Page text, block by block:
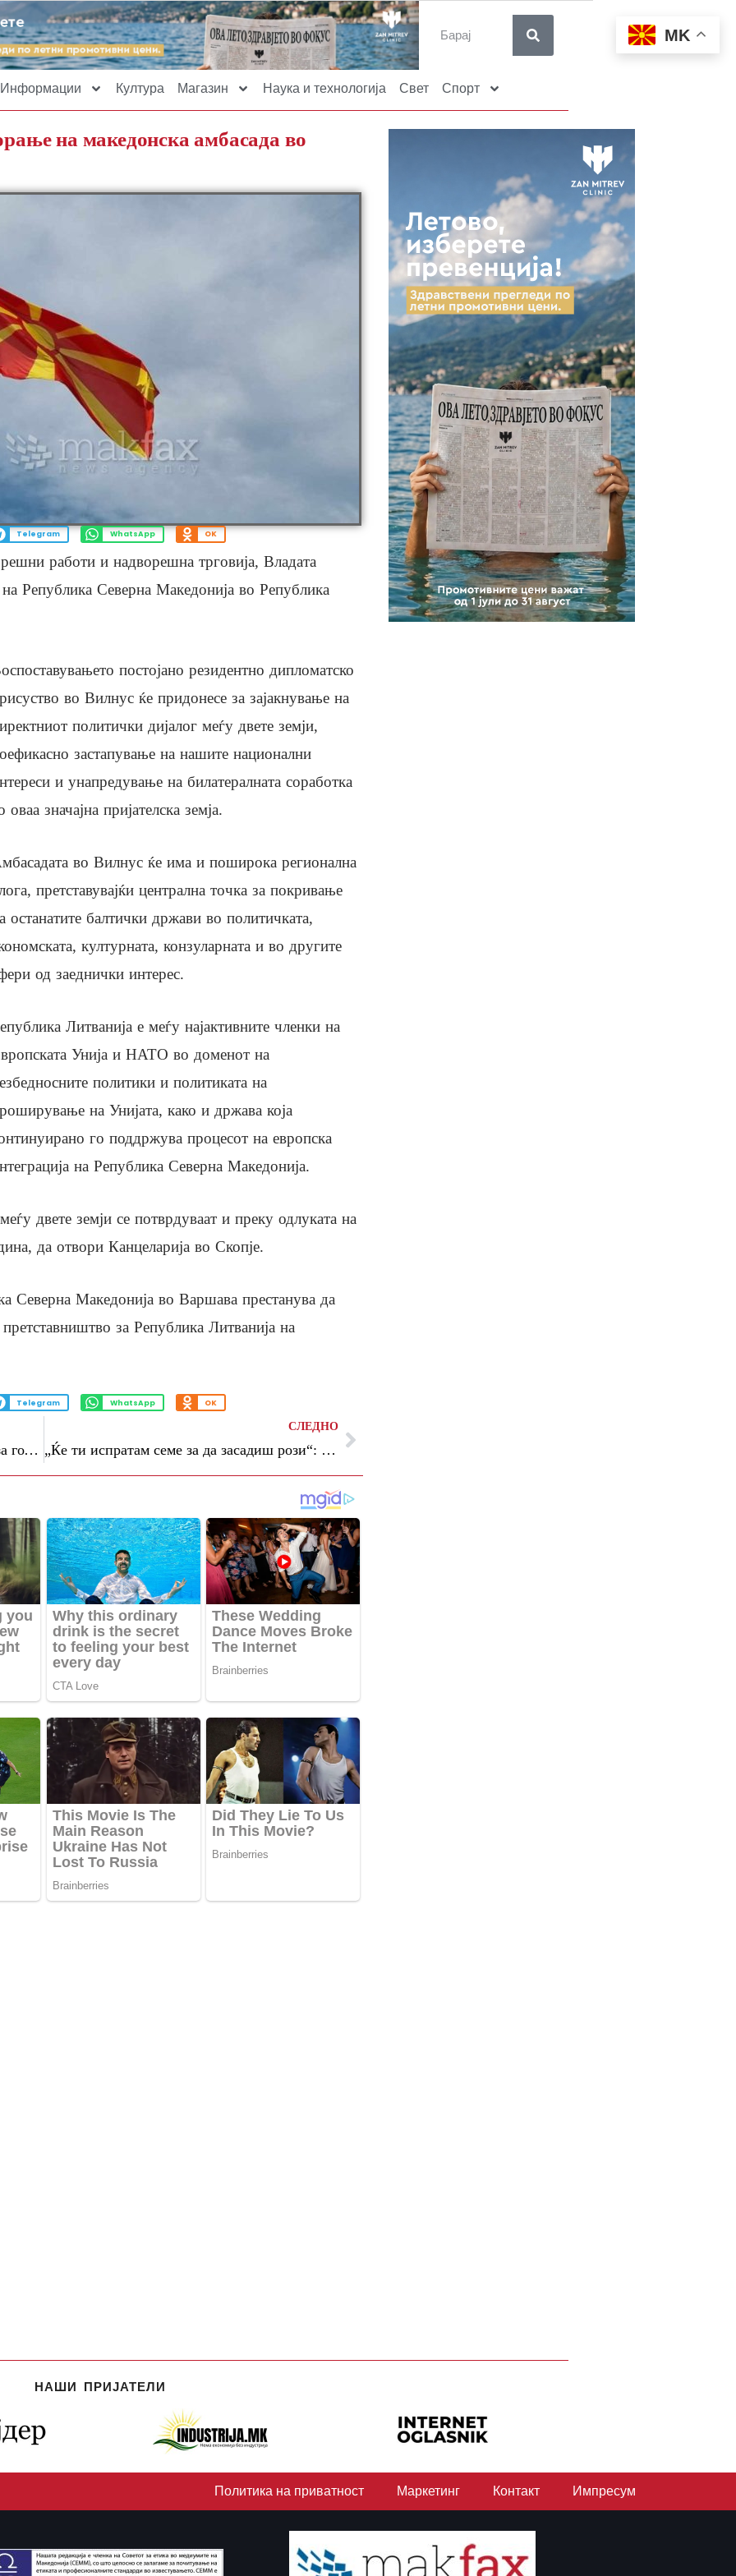
Информации Култура Магазин Наука и технологија Свет Спорт
на македонска амбасада во
Telegram WhatsApp OK
работи и надворешна трговија, Владата
Република Северна Македонија во Република
постојано резидентно дипломатско
во Вилнус ќе придонесе за зајакнување на
политички дијалог меѓу двете земји,
застапување на нашите национални
и унапредување на билатералната соработка
оваа значајна пријателска земја.
во Вилнус ќе има и поширока регионална
претставувајќи централна точка за покривање
останатите балтички држави во политичката,
културната, конзуларната и во другите
од заеднички интерес.
Литванија е меѓу најактивните членки на
Унија и НАТО во доменот на
политики и политиката на
на Унијата, како и држава која
го поддржува процесот на европска
на Република Северна Македонија.
двете земји се потврдуваат и преку одлуката на
да отвори Канцеларија во Скопјe.
Северна Македонија во Варшава престанува да
за Република Литванија на
Telegram WhatsApp OK
Подгорица ја осуди изјавата на Вучиќ за годишнината од црногорската независност
СЛЕДНО
„Ќе ти испратам семе за да засадиш рози“: Ши Џинпинг до Трамп
НАШИ ПРИЈАТЕЛИ
Политика на приватност Маркетинг Контакт Импресум
MK